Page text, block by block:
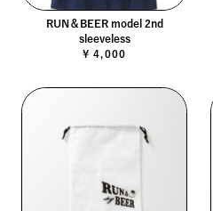
RUN＆BEER model 2nd
sleeveless
¥ 4,000